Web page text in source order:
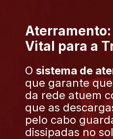
Vital para a
Osistema de
que garante
da rede atuem
que as
pelo cabo
dissipadas no